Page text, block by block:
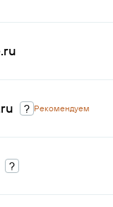
.ru
? Рекомендуем
?